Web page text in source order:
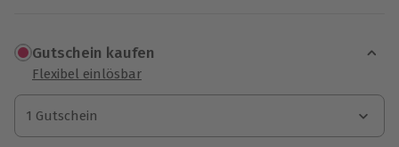
Gutschein kaufen
Flexibel einlösbar
1 Gutschein
1 Gutschein
1 Gutschein